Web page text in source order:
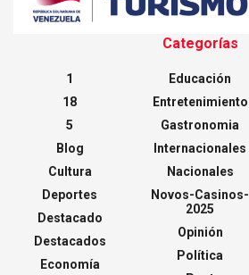
Categorías
1
18
5
Blog
Cultura
Deportes
Destacado
Destacados
Economía
Educación
Entretenimiento
Gastronomia
Internacionales
Nacionales
Novos-Casinos-
2025
Opinión
Política